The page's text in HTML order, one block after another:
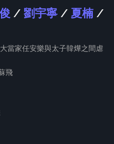
/ 劉宇寧 / 夏楠/
當家任安樂與太子韓燁之間虐
飛